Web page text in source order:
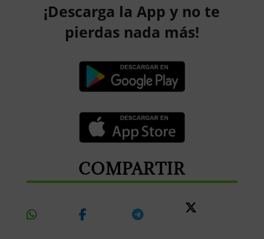
¡Descarga la App y no te
pierdas nada más!
COMPARTIR